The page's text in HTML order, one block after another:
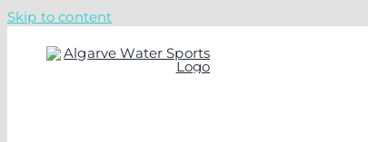
Skip to content